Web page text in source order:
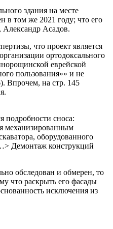
здания на месте
в том же 2021 году; что его
Александр Асадов.
что проект является
ортодоксального
еврейской
пользования»» и не
Впрочем, на стр. 145
подробности сноса:
механизированным
оборудованного
Демонтаж конструкций
обследован и обмерен, то
что раскрыть его фасады
исключения из